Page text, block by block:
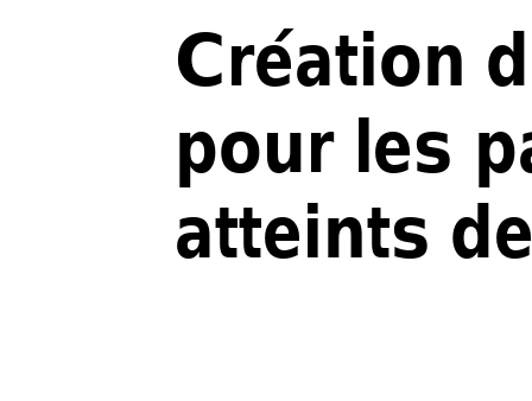
Création
Création
pour les
atteints
atteints